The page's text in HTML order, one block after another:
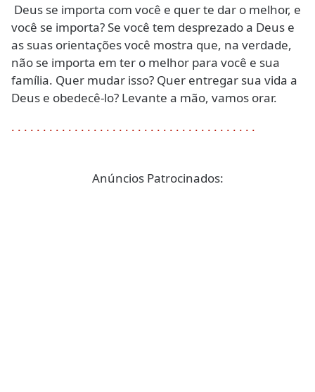
Deus se importa com você e quer te dar o melhor, e
você se importa? Se você tem desprezado a Deus e
as suas orientações você mostra que, na verdade,
não se importa em ter o melhor para você e sua
família. Quer mudar isso? Quer entregar sua vida a
Deus e obedecê-lo? Levante a mão, vamos orar.
. . . . . . . . . . . . . . . . . . . . . . . . . . . . . . . . . . . . . . .
Anúncios Patrocinados: